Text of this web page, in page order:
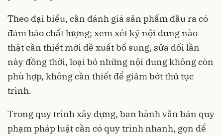
Theo đại biểu, cần đánh giá sản phẩm đầu ra có
đảm bảo chất lượng; xem xét kỹ nội dung nào
thật cần thiết mới đề xuất bổ sung, sửa đổi lần
này đồng thời, loại bỏ những nội dung không còn
phù hợp, không cần thiết để giảm bớt thủ tục
trình.
Trong quy trình xây dựng, ban hành văn bản quy
phạm pháp luật cần có quy trình nhanh, gọn để